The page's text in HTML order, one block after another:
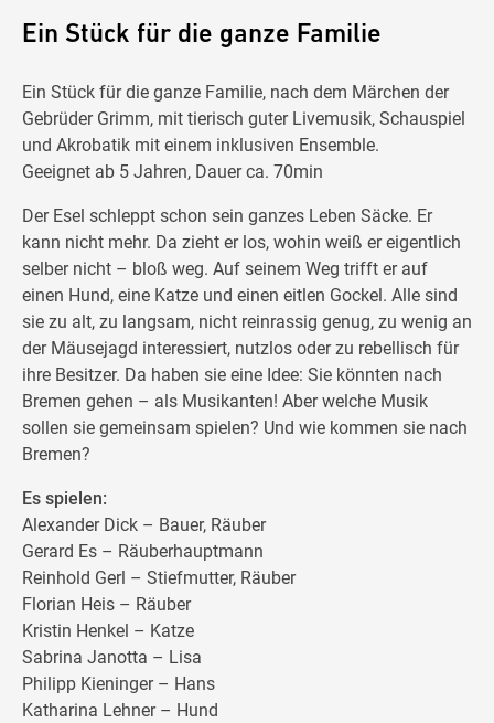
Ein Stück für die ganze Familie
Ein Stück für die ganze Familie, nach dem Märchen der
Gebrüder Grimm, mit tierisch guter Livemusik, Schauspiel
und Akrobatik mit einem inklusiven Ensemble.
Geeignet ab 5 Jahren, Dauer ca. 70min
Der Esel schleppt schon sein ganzes Leben Säcke. Er
kann nicht mehr. Da zieht er los, wohin weiß er eigentlich
selber nicht – bloß weg. Auf seinem Weg trifft er auf
einen Hund, eine Katze und einen eitlen Gockel. Alle sind
sie zu alt, zu langsam, nicht reinrassig genug, zu wenig an
der Mäusejagd interessiert, nutzlos oder zu rebellisch für
ihre Besitzer. Da haben sie eine Idee: Sie könnten nach
Bremen gehen – als Musikanten! Aber welche Musik
sollen sie gemeinsam spielen? Und wie kommen sie nach
Bremen?
Es spielen:
Alexander Dick – Bauer, Räuber
Gerard Es – Räuberhauptmann
Reinhold Gerl – Stiefmutter, Räuber
Florian Heis – Räuber
Kristin Henkel – Katze
Sabrina Janotta – Lisa
Philipp Kieninger – Hans
Katharina Lehner – Hund